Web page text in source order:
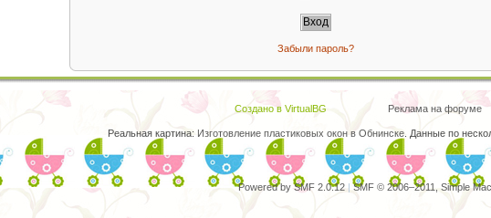
Забыли пароль?
Создано в VirtualBG Реклама на форуме
Реальная картина: Изготовление пластиковых окон в Обнинске. Данные по
Powered by SMF 2.0.12|SMF © 2006–2011, Simple